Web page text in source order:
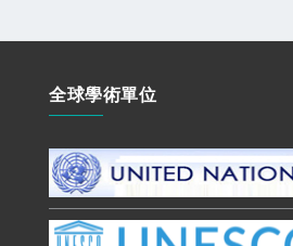
全球學術單位